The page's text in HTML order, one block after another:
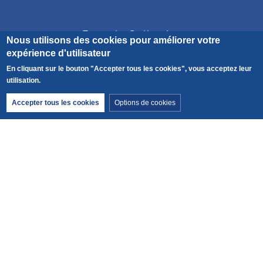
Formule Collective
Nous utilisons des cookies pour améliorer votre
expérience d'utilisateur
En cliquant sur le bouton "Accepter tous les cookies", vous acceptez leur
utilisation.
Accepter tous les cookies Retirer le consentement
Options de cookies